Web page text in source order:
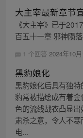
大主宰最新章节
《大主宰》已于
百五十一章 邪神陨
1 个回答 2024年10
黑豹娘化
黑豹娘化后具有独
豹常被描绘成有着
色的流线战衣凸显
肃杀之意，令人不
电...